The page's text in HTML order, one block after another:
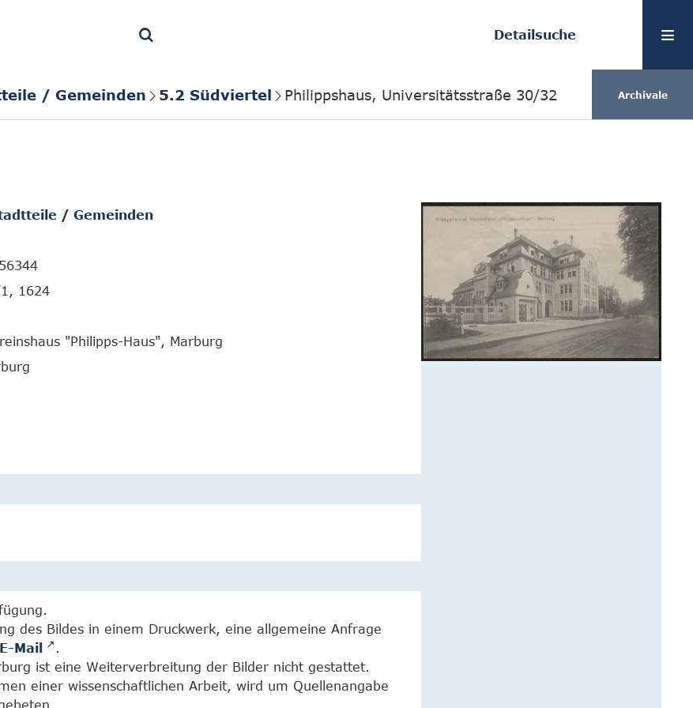
Detailsuche
/ Gemeinden 5.2 Südviertel Philippshaus, Universitätsstraße 30/32 Archivale
/ Gemeinden
1624
"Philipps-Haus", Marburg
des Bildes in einem Druckwerk, eine allgemeine Anfrage
E-Mail
.
ist eine Weiterverbreitung der Bilder nicht gestattet.
einer wissenschaftlichen Arbeit, wird um Quellenangabe